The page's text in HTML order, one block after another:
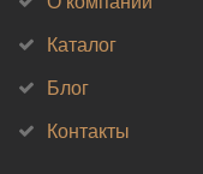
Каталог
Блог
Контакты